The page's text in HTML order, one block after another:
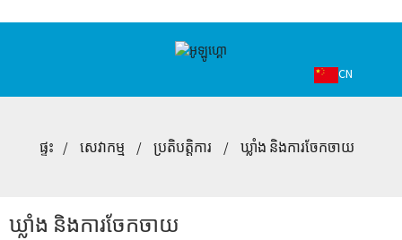
CN
ផ្ទះ សេវាកម្ម ប្រតិបត្តិការ ឃ្លាំង និងការចែកចាយ
ឃ្លាំង និងការចែកចាយ